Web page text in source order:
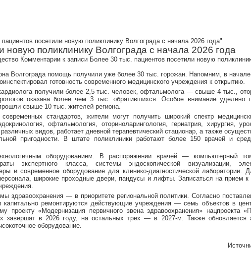
посетили новую поликлинику Волгограда с начала 2026 года"
новую поликлинику Волгограда с начала 2026 года
Комментарии к записи Более 30 тыс. пациентов посетили новую
Волгограда помощь получили уже более 30 тыс. горожан. Напомним, в начале
готовность современного медицинского учреждения к открытию.
получили более 2,5 тыс. человек, офтальмолога — свыше 4 тыс.,
оказана более чем 3 тыс. обратившихся. Особое внимание уделено
свыше 10 тыс. жителей региона.
стандартов, жители могут получить широкий спектр
офтальмология, оториноларингология, гериатрия, хирургия,
видов, работает дневной терапевтический стационар, а также
пригодности. В штате поликлиники работают более 150 врачей и
оборудованием. В распоряжении врачей — компьютерный
экспертного класса, системы эндоскопической визуализации,
и современное оборудование для клинико-диагностической лаборатории.
широкие проходные двери, пандусы и лифты. Записаться на прием
здравоохранения — в приоритете региональной политики. Согласно
ремонтируются действующие учреждения — семь объектов в
проекту «Модернизация первичного звена здравоохранения» нацпроекта
завершат в 2026 году, на остальных трех — в 2027-м. Также обновляется
оборудование.